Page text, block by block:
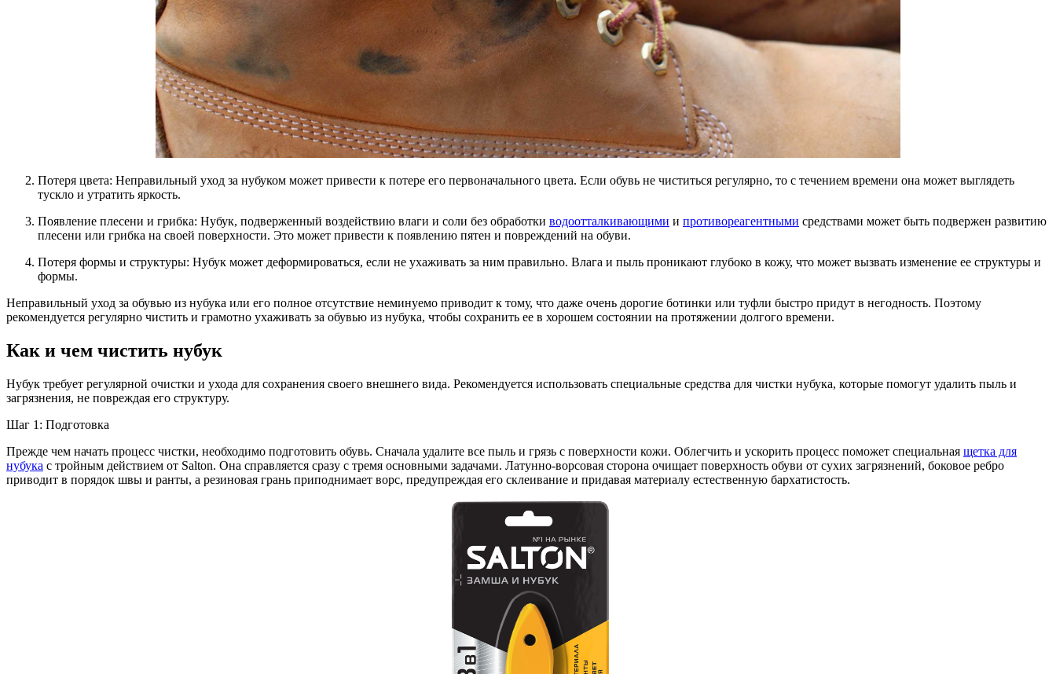
Потеря цвета: Неправильный уход за нубуком может привести к потере его первоначального цвета. Если обувь не чиститься регулярно, то с течением времени она может выглядеть
тускло и утратить яркость.
Появление плесени и грибка: Нубук, подверженный воздействию влаги и соли без обработки водоотталкивающими и противореагентными средствами может быть подвержен развитию
плесени или грибка на своей поверхности. Это может привести к появлению пятен и повреждений на обуви.
Потеря формы и структуры: Нубук может деформироваться, если не ухаживать за ним правильно. Влага и пыль проникают глубоко в кожу, что может вызвать изменение ее структуры и
формы.
Неправильный уход за обувью из нубука или его полное отсутствие неминуемо приводит к тому, что даже очень дорогие ботинки или туфли быстро придут в негодность. Поэтому
рекомендуется регулярно чистить и грамотно ухаживать за обувью из нубука, чтобы сохранить ее в хорошем состоянии на протяжении долгого времени.
Как и чем чистить нубук
Нубук требует регулярной очистки и ухода для сохранения своего внешнего вида. Рекомендуется использовать специальные средства для чистки нубука, которые помогут удалить пыль и
загрязнения, не повреждая его структуру.
Шаг 1: Подготовка
Прежде чем начать процесс чистки, необходимо подготовить обувь. Сначала удалите все пыль и грязь с поверхности кожи. Облегчить и ускорить процесс поможет специальная щетка для
нубука с тройным действием от Salton. Она справляется сразу с тремя основными задачами. Латунно-ворсовая сторона очищает поверхность обуви от сухих загрязнений, боковое ребро
приводит в порядок швы и ранты, а резиновая грань приподнимает ворс, предупреждая его склеивание и придавая материалу естественную бархатистость.